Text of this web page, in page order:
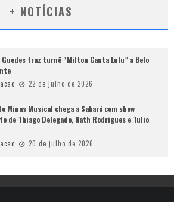
+ NOTÍCIAS
traz turnê “Milton Canta Lulu” a Belo
22 de julho de 2026
Minas Musical chega a Sabará com show
de Thiago Delegado, Nath Rodrigues e Tulio
20 de julho de 2026